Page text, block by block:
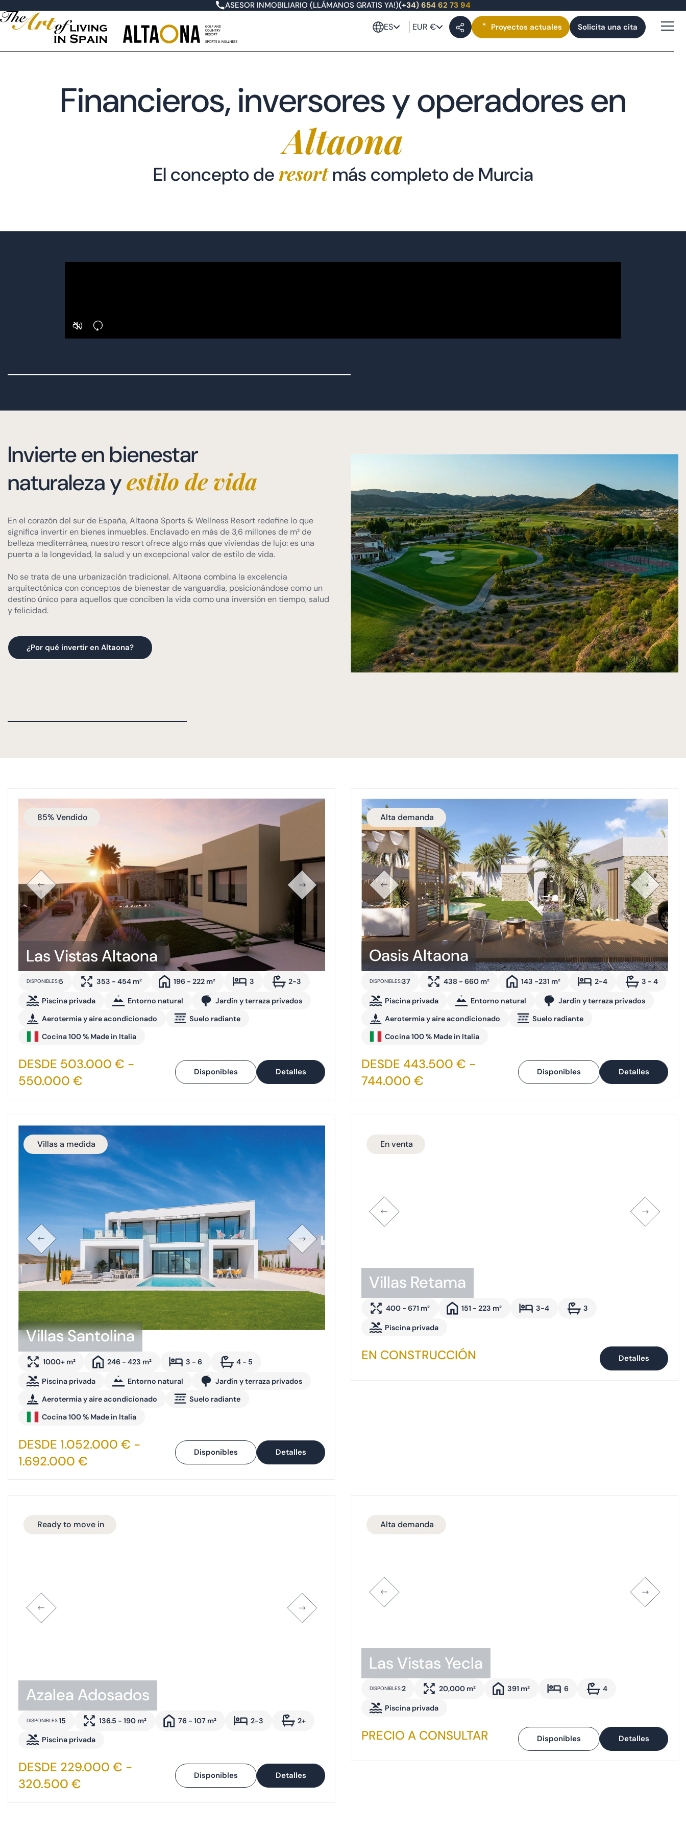
ASESOR INMOBILIARIO (LLÁMANOS GRATIS YA!)(+34) 654 62 73 94
ES EUR € Proyectos actuales Solicita una cita
Financieros, inversores y operadores en
Altaona
El concepto de resortmás completo de Murcia
Invierte en bienestar
naturaleza yestilo de vida
En el corazón del sur de España, Altaona Sports & Wellness Resort redefine lo que
significa invertir en bienes inmuebles. Enclavado en más de 3,6 millones de m² de
belleza mediterránea, nuestro resort ofrece algo más que viviendas de lujo: es una
puerta a la longevidad, la salud y un excepcional valor de estilo de vida.
No se trata de una urbanización tradicional. Altaona combina la excelencia
arquitectónica con conceptos de bienestar de vanguardia, posicionándose como un
destino único para aquellos que conciben la vida como una inversión en tiempo, salud
y felicidad.
¿Por qué invertir en Altaona?
85% Vendido
Las Vistas Altaona
DISPONIBLES:5 353 - 454 m² 196 - 222 m² 3 2-3
Piscina privada Entorno natural
Jardín y terraza privados
Aerotermia y aire acondicionado
Suelo radiante
Cocina 100 % Made in Italia
DESDE 503.000 € -
550.000 €
Disponibles Detalles
Alta demanda
Oasis Altaona
DISPONIBLES:37 438 - 660 m² 143 -231 m² 2-4 3 - 4
Piscina privada Entorno natural
Jardín y terraza privados
Aerotermia y aire acondicionado
Suelo radiante
Cocina 100 % Made in Italia
DESDE 443.500 € -
744.000 €
Disponibles Detalles
Villas a medida
Villas Santolina
1000+ m² 246 - 423 m² 3 - 6 4 - 5
Piscina privada Entorno natural
Jardín y terraza privados
Aerotermia y aire acondicionado
Suelo radiante
Cocina 100 % Made in Italia
DESDE 1.052.000 € -
1.692.000 €
Disponibles Detalles
En venta
Villas Retama
400 - 671 m² 151 - 223 m² 3-4 3
Piscina privada
EN CONSTRUCCIÓN Detalles
Ready to move in
Azalea Adosados
DISPONIBLES:15 136.5 - 190 m² 76 - 107 m² 2-3 2+
Piscina privada
DESDE 229.000 € -
320.500 €
Disponibles Detalles
Alta demanda
Las Vistas Yecla
DISPONIBLES:2 20,000 m² 391 m² 6 4
Piscina privada
PRECIO A CONSULTAR Disponibles Detalles